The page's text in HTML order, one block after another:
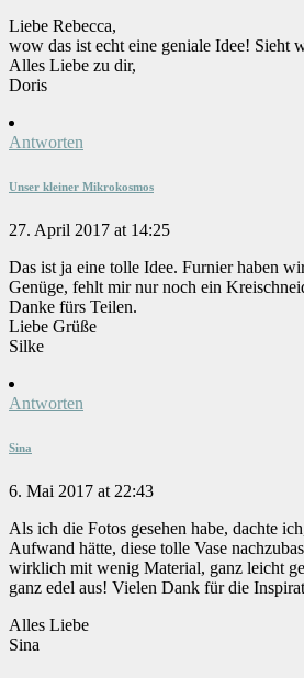
Liebe Rebecca,
wow das ist echt eine geniale Idee! Sieht
Alles Liebe zu dir,
Doris
Antworten
Unser kleiner Mikrokosmos
27. April 2017 at 14:25
Das ist ja eine tolle Idee. Furnier haben
Genüge, fehlt mir nur noch ein
Danke fürs Teilen.
Liebe Grüße
Silke
Antworten
Sina
6. Mai 2017 at 22:43
Als ich die Fotos gesehen habe, dachte
Aufwand hätte, diese tolle Vase
wirklich mit wenig Material, ganz leicht
ganz edel aus! Vielen Dank für die
Alles Liebe
Sina